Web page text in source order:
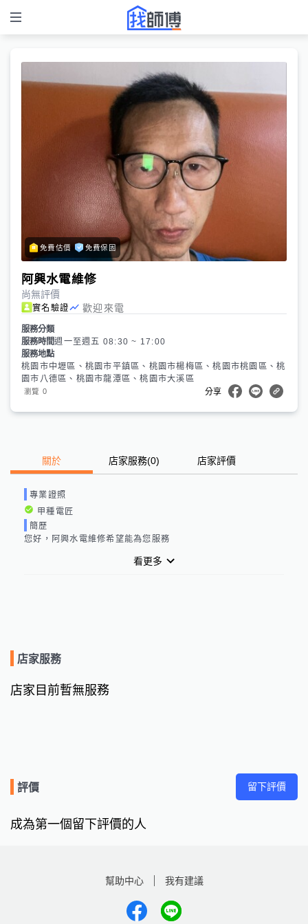
免費估價 免費保固
阿興水電維修
尚無評價
實名驗證 歡迎來電
服務分類
服務時間週一至週五 08:30 ~ 17:00
服務地點
桃園市中壢區、桃園市平鎮區、桃園市楊梅區、桃園市桃園區、桃
園市八德區、桃園市龍潭區、桃園市大溪區
瀏覽 0 分享
關於 店家服務(0) 店家評價
專業證照
甲種電匠
簡歷
您好，阿興水電維修希望能為您服務
看更多
店家服務
店家目前暫無服務
評價 留下評價
成為第一個留下評價的人
幫助中心 我有建議